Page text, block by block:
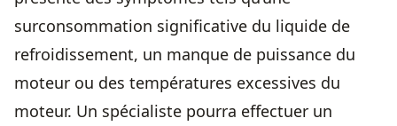
surconsommation significative du liquide de
refroidissement, un manque de puissance du
moteur ou des températures excessives du
moteur. Un spécialiste pourra effectuer un